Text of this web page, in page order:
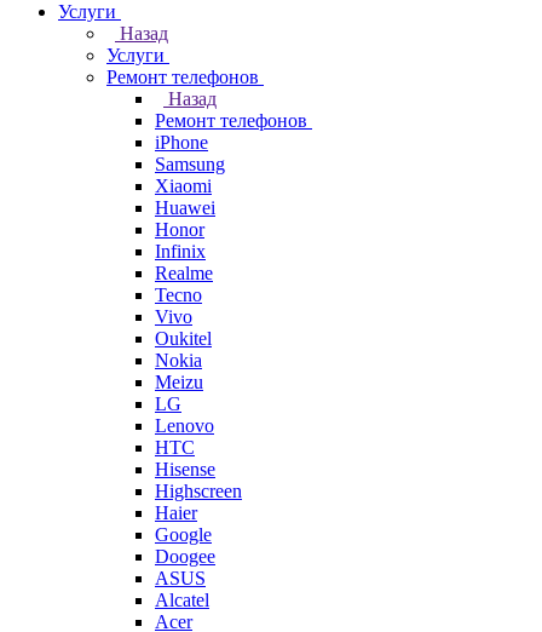
Услуги
Назад
Услуги
Ремонт телефонов
Назад
Ремонт телефонов
iPhone
Samsung
Xiaomi
Huawei
Honor
Infinix
Realme
Tecno
Vivo
Oukitel
Nokia
Meizu
LG
Lenovo
HTC
Hisense
Highscreen
Haier
Google
Doogee
ASUS
Alcatel
Acer